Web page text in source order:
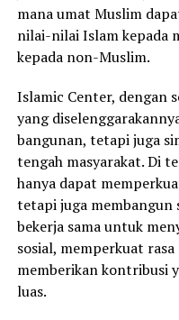
mana umat Muslim
nilai-nilai Islam kepada
kepada non-Muslim.
Islamic Center, dengan
yang
bangunan, tetapi juga
tengah masyarakat. Di
hanya dapat
tetapi juga membangun
bekerja sama untuk
sosial, memperkuat
memberikan kontribusi
luas.